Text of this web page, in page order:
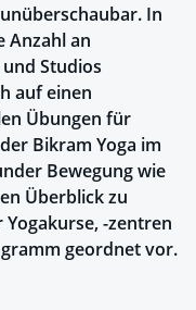
In
Anzahl an
Studios
auf einen
Übungen für
Bikram Yoga im
Bewegung wie
Überblick zu
-zentren
geordnet vor.